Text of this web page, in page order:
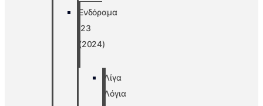
Ενδόραμα
’23
(2024)
Λίγα
Λόγια